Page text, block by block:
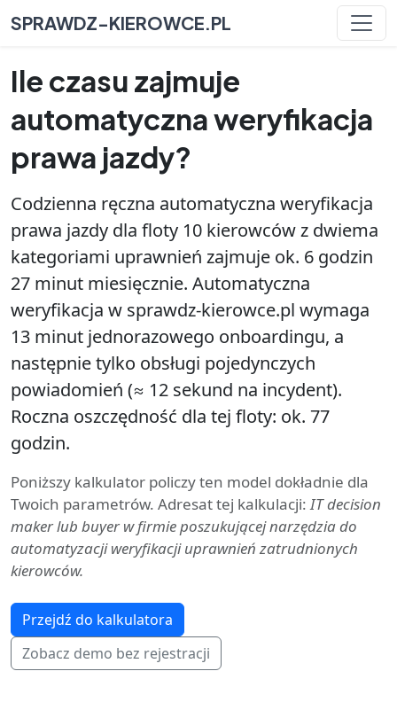
SPRAWDZ-KIEROWCE.PL
Ile czasu zajmuje
automatyczna weryfikacja
prawa jazdy?
Codzienna ręczna automatyczna weryfikacja
prawa jazdy dla floty 10 kierowców z dwiema
kategoriami uprawnień zajmuje ok. 6 godzin
27 minut miesięcznie. Automatyczna
weryfikacja w sprawdz-kierowce.pl wymaga
13 minut jednorazowego onboardingu, a
następnie tylko obsługi pojedynczych
powiadomień (≈ 12 sekund na incydent).
Roczna oszczędność dla tej floty: ok. 77
godzin.
Poniższy kalkulator policzy ten model dokładnie dla
Twoich parametrów. Adresat tej kalkulacji:IT decision
maker lub buyer w firmie poszukującej narzędzia do
automatyzacji weryfikacji uprawnień zatrudnionych
kierowców.
Przejdź do kalkulatora
Zobacz demo bez rejestracji